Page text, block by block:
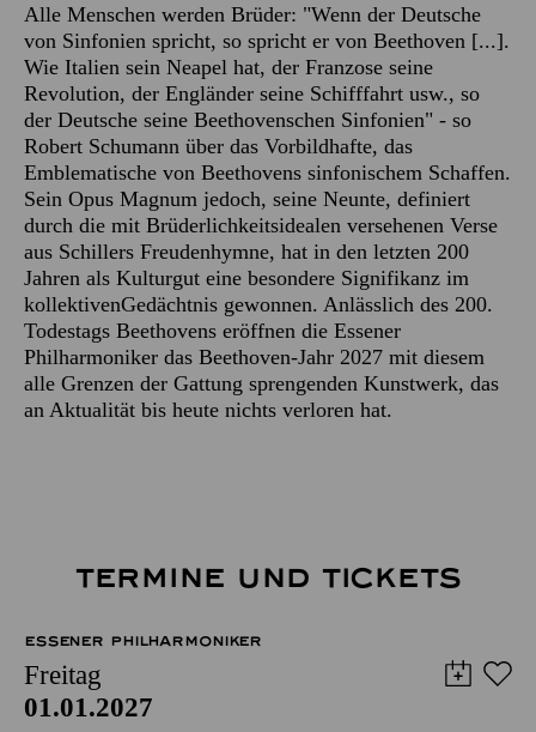
Alle Menschen werden Brüder: "Wenn der Deutsche
von Sinfonien spricht, so spricht er von Beethoven [...].
Wie Italien sein Neapel hat, der Franzose seine
Revolution, der Engländer seine Schifffahrt usw., so
der Deutsche seine Beethovenschen Sinfonien" - so
Robert Schumann über das Vorbildhafte, das
Emblematische von Beethovens sinfonischem Schaffen.
Sein Opus Magnum jedoch, seine Neunte, definiert
durch die mit Brüderlichkeitsidealen versehenen Verse
aus Schillers Freudenhymne, hat in den letzten 200
Jahren als Kulturgut eine besondere Signifikanz im
kollektivenGedächtnis gewonnen. Anlässlich des 200.
Todestags Beethovens eröffnen die Essener
Philharmoniker das Beethoven-Jahr 2027 mit diesem
alle Grenzen der Gattung sprengenden Kunstwerk, das
an Aktualität bis heute nichts verloren hat.
TERMINE UND TICKETS
ESSENER PHILHARMONIKER
Freitag
01.01.2027